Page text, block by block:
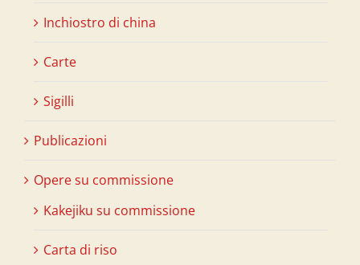
Inchiostro di china
Carte
Sigilli
Publicazioni
Opere su commissione
Kakejiku su commissione
Carta di riso